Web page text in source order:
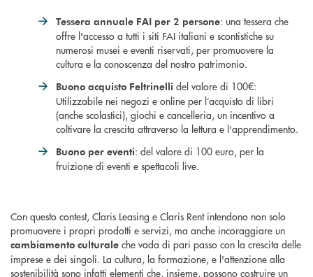
Tessera annuale FAI per 2 persone: una tessera che
offre l'accesso a tutti i siti FAI italiani e scontistiche su
numerosi musei e eventi riservati, per promuovere la
cultura e la conoscenza del nostro patrimonio.
Buono acquisto Feltrinelli del valore di 100€:
Utilizzabile nei negozi e online per l’acquisto di libri
(anche scolastici), giochi e cancelleria, un incentivo a
coltivare la crescita attraverso la lettura e l'apprendimento.
Buono per eventi: del valore di 100 euro, per la
fruizione di eventi e spettacoli live.
Con questo contest, Claris Leasing e Claris Rent intendono non solo
promuovere i propri prodotti e servizi, ma anche incoraggiare un
cambiamento culturale che vada di pari passo con la crescita delle
imprese e dei singoli. La cultura, la formazione, e l'attenzione alla
sostenibilità sono infatti elementi che, insieme, possono costruire un